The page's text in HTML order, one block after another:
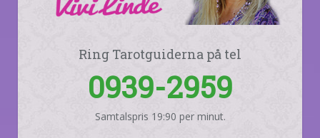
Ring Tarotguiderna på tel
0939-2959
Samtalspris 19:90 per minut.